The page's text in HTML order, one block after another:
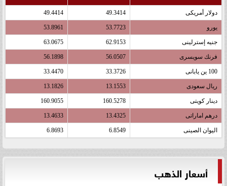
دولار أمريكى 49.3414
49.4414
يورو 53.7723
53.8961
جنيه إسترلينى 62.9153
63.0675
فرنك سويسرى 56.0507
56.1898
100 ين يابانى 33.3726
33.4470
ريال سعودى 13.1553
13.1826
دينار كويتى 160.5278
160.9055
درهم اماراتى 13.4325
13.4633
اليوان الصينى 6.8549
6.8693
أسعار الذهب